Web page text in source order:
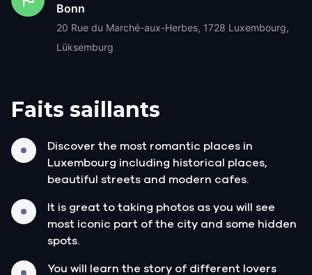
Bonn
20 Rue du Marché-aux-Herbes, 1728 Luxembourg,
Lüksemburg
Faits saillants
Discover the most romantic places in
Luxembourg including historical places,
beautiful streets and modern cafes.
It is great to taking photos as you will see
most iconic part of the city and some hidden
spots.
You will learn the story of different lovers